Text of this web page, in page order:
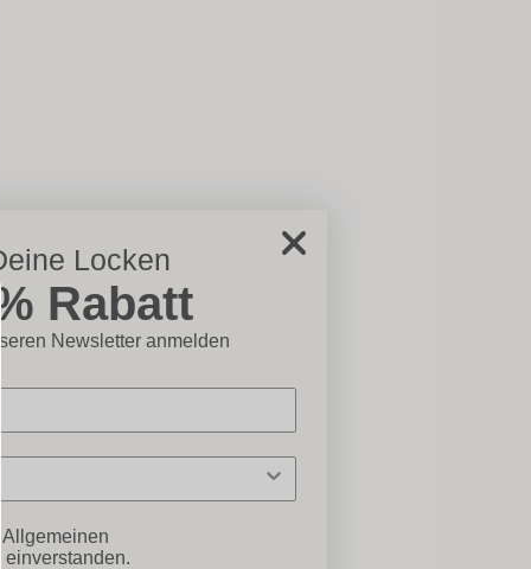
Locken
Rabatt
Newsletter anmelden
Allgemeinen
einverstanden.